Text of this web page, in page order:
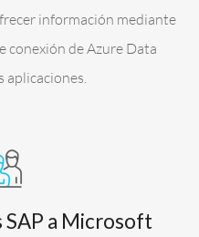
información mediante
conexión de Azure Data
aplicaciones.
SAP a Microsoft